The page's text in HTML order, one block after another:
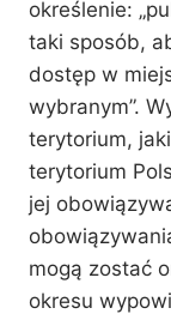
określenie:
taki sposób,
dostęp w
wybranym”.
terytorium,
terytorium
jej
mogą zostać
okresu